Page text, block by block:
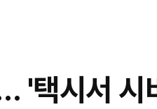
'택시서